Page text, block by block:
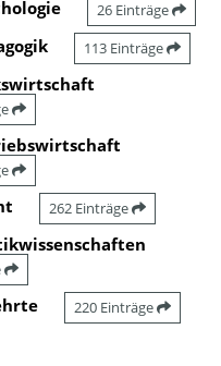
26 Einträge
113 Einträge
262 Einträge
220 Einträge